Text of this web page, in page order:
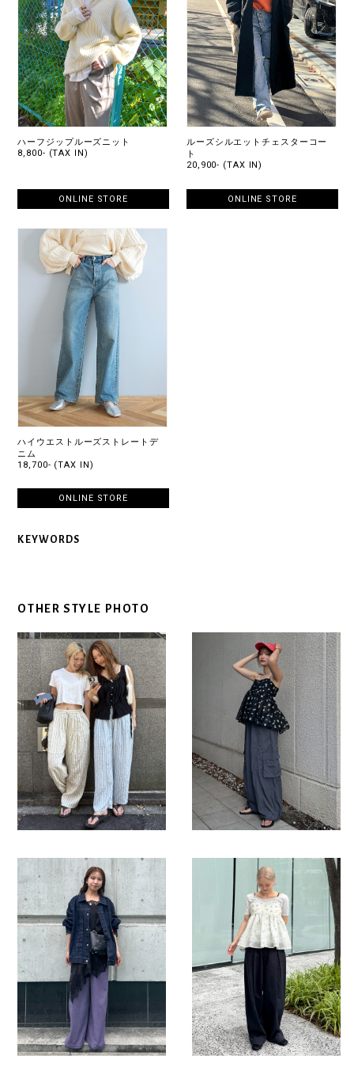
ハーフジップルーズニット
8,800- (TAX IN)
ONLINE STORE
ルーズシルエットチェスターコー
ト
20,900- (TAX IN)
ONLINE STORE
ハイウエストルーズストレートデ
ニム
18,700- (TAX IN)
ONLINE STORE
KEYWORDS
OTHER STYLE PHOTO